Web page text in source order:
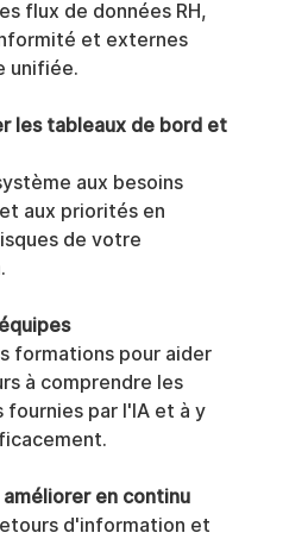
flux de données RH,
et externes
unifiée.
les tableaux de bord et
aux besoins
aux priorités en
de votre
formations pour aider
à comprendre les
fournies par l'IA et à y
en continu
d'information et